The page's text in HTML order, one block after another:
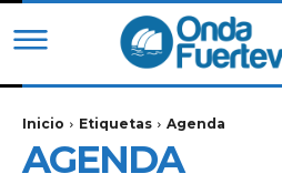
Inicio Etiquetas Agenda
AGENDA